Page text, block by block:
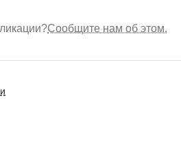
Сообщите нам об этом.